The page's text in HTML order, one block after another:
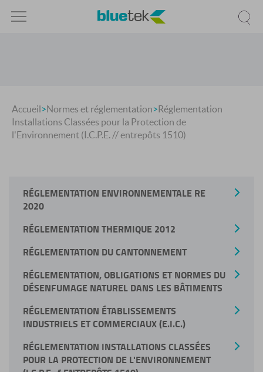
Accueil>Normes et réglementation>Réglementation
Installations Classées pour la Protection de
l'Environnement (I.C.P.E. // entrepôts 1510)
RÉGLEMENTATION ENVIRONNEMENTALE RE
2020
RÉGLEMENTATION THERMIQUE 2012
RÉGLEMENTATION DU CANTONNEMENT
RÉGLEMENTATION, OBLIGATIONS ET NORMES DU
DÉSENFUMAGE NATUREL DANS LES BÂTIMENTS
RÉGLEMENTATION ÉTABLISSEMENTS
INDUSTRIELS ET COMMERCIAUX (E.I.C.)
RÉGLEMENTATION INSTALLATIONS CLASSÉES
POUR LA PROTECTION DE L'ENVIRONNEMENT